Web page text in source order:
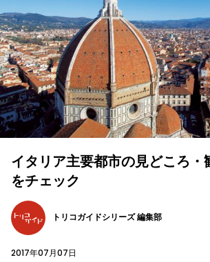
イタリア主要都市の見どころ・
をチェック
トリコガイドシリーズ 編集部
2017年07月07日